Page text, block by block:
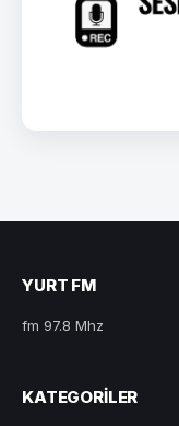
YURT FM
fm 97.8 Mhz
KATEGORILER